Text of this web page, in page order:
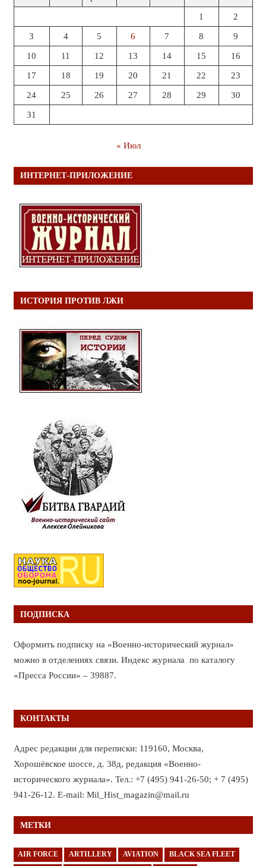
1 2
3 4 5 6 7 8 9
10 11 12 13 14 15 16
17 18 19 20 21 22 23
24 25 26 27 28 29 30
31
« Июл
ИНТЕРНЕТ-ПРИЛОЖЕНИЕ
ИСТОРИЯ ПРОТИВ ЛЖИ
ПОДПИСКА
Оформить подписку на «Военно-исторический журнал»
можно в отделениях связи. Индекс журнала по каталогу
«Пресса России» – 39887.
КОНТАКТЫ
Адрес редакции для переписки: 119160, Москва,
Хорошёвское шоссе, д. 38д, редакция «Военно-
исторического журнала». Тел.: +7 (495) 941-26-50; + 7 (495)
941-26-12. E-mail: Mil_Hist_magazin@mail.ru
МЕТКИ
AIR FORCE ARTILLERY AVIATION BLACK SEA FLEET